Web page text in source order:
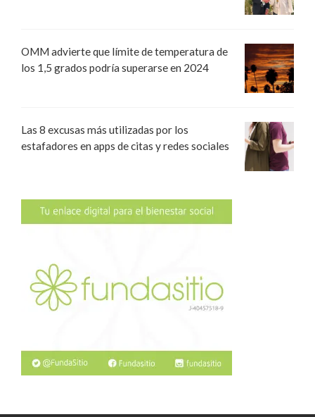
OMM advierte que límite de temperatura de
los 1,5 grados podría superarse en 2024
Las 8 excusas más utilizadas por los
estafadores en apps de citas y redes sociales